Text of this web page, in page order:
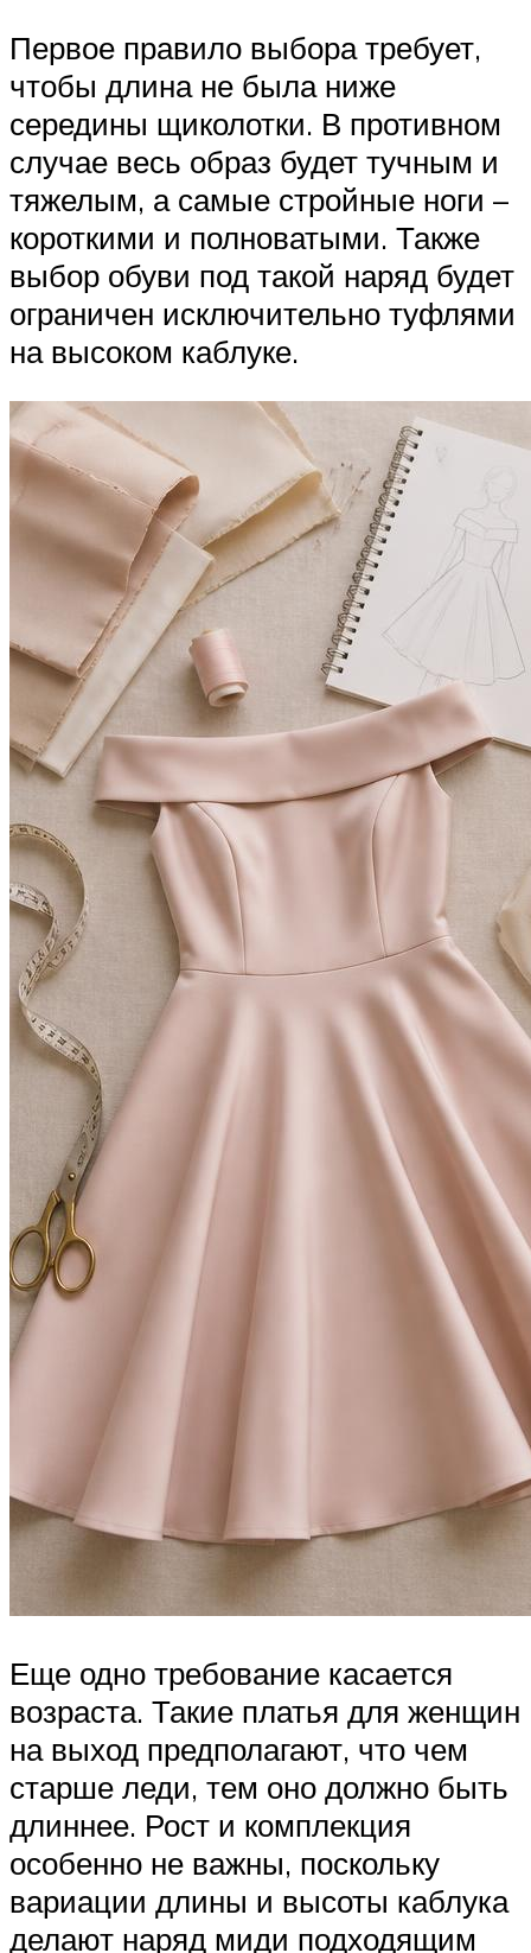
Первое правило выбора требует,
чтобы длина не была ниже
середины щиколотки. В противном
случае весь образ будет тучным и
тяжелым, а самые стройные ноги –
короткими и полноватыми. Также
выбор обуви под такой наряд будет
ограничен исключительно туфлями
на высоком каблуке.
Еще одно требование касается
возраста. Такие платья для женщин
на выход предполагают, что чем
старше леди, тем оно должно быть
длиннее. Рост и комплекция
особенно не важны, поскольку
вариации длины и высоты каблука
делают наряд миди подходящим